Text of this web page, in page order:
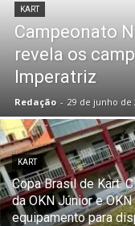
KART
Campeonato
revela os
Imperatriz
Redação - 29 de junho de
KART
Copa Brasil de Kart:
da OKN Júnior e
equipamento para